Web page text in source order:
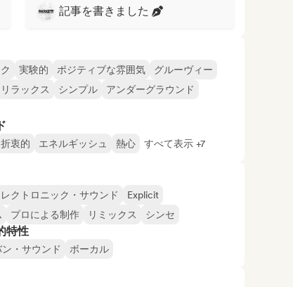
記事を書きました
実験的 ポジティブな雰囲気
グルーヴィー
リラックス シンプル
アンダーグラウンド
折衷的 エネルギッシュ 熱心 すべて表示 +7
クトロニック・サウンド
Explicit
プロによる制作 リミックス シンセ
特性
・サウンド ボーカル